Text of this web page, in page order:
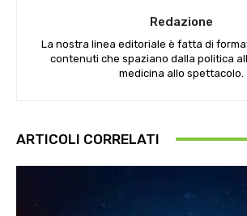
Redazione
La nostra linea editoriale è fatta di
contenuti che spaziano dalla politica
medicina allo spettacolo.
ARTICOLI CORRELATI